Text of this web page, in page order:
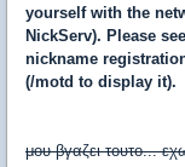
yourself with the
NickServ). Please
nickname
(/motd to display it).
μου βγαζει τουτο...